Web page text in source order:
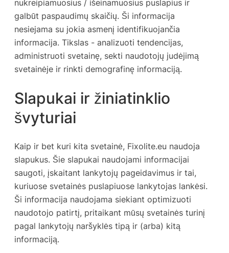
nukreipiamuosius / išeinamuosius puslapius ir
galbūt paspaudimų skaičių. Ši informacija
nesiejama su jokia asmenį identifikuojančia
informacija. Tikslas - analizuoti tendencijas,
administruoti svetainę, sekti naudotojų judėjimą
svetainėje ir rinkti demografinę informaciją.
Slapukai ir žiniatinklio
švyturiai
Kaip ir bet kuri kita svetainė, Fixolite.eu naudoja
slapukus. Šie slapukai naudojami informacijai
saugoti, įskaitant lankytojų pageidavimus ir tai,
kuriuose svetainės puslapiuose lankytojas lankėsi.
Ši informacija naudojama siekiant optimizuoti
naudotojo patirtį, pritaikant mūsų svetainės turinį
pagal lankytojų naršyklės tipą ir (arba) kitą
informaciją.